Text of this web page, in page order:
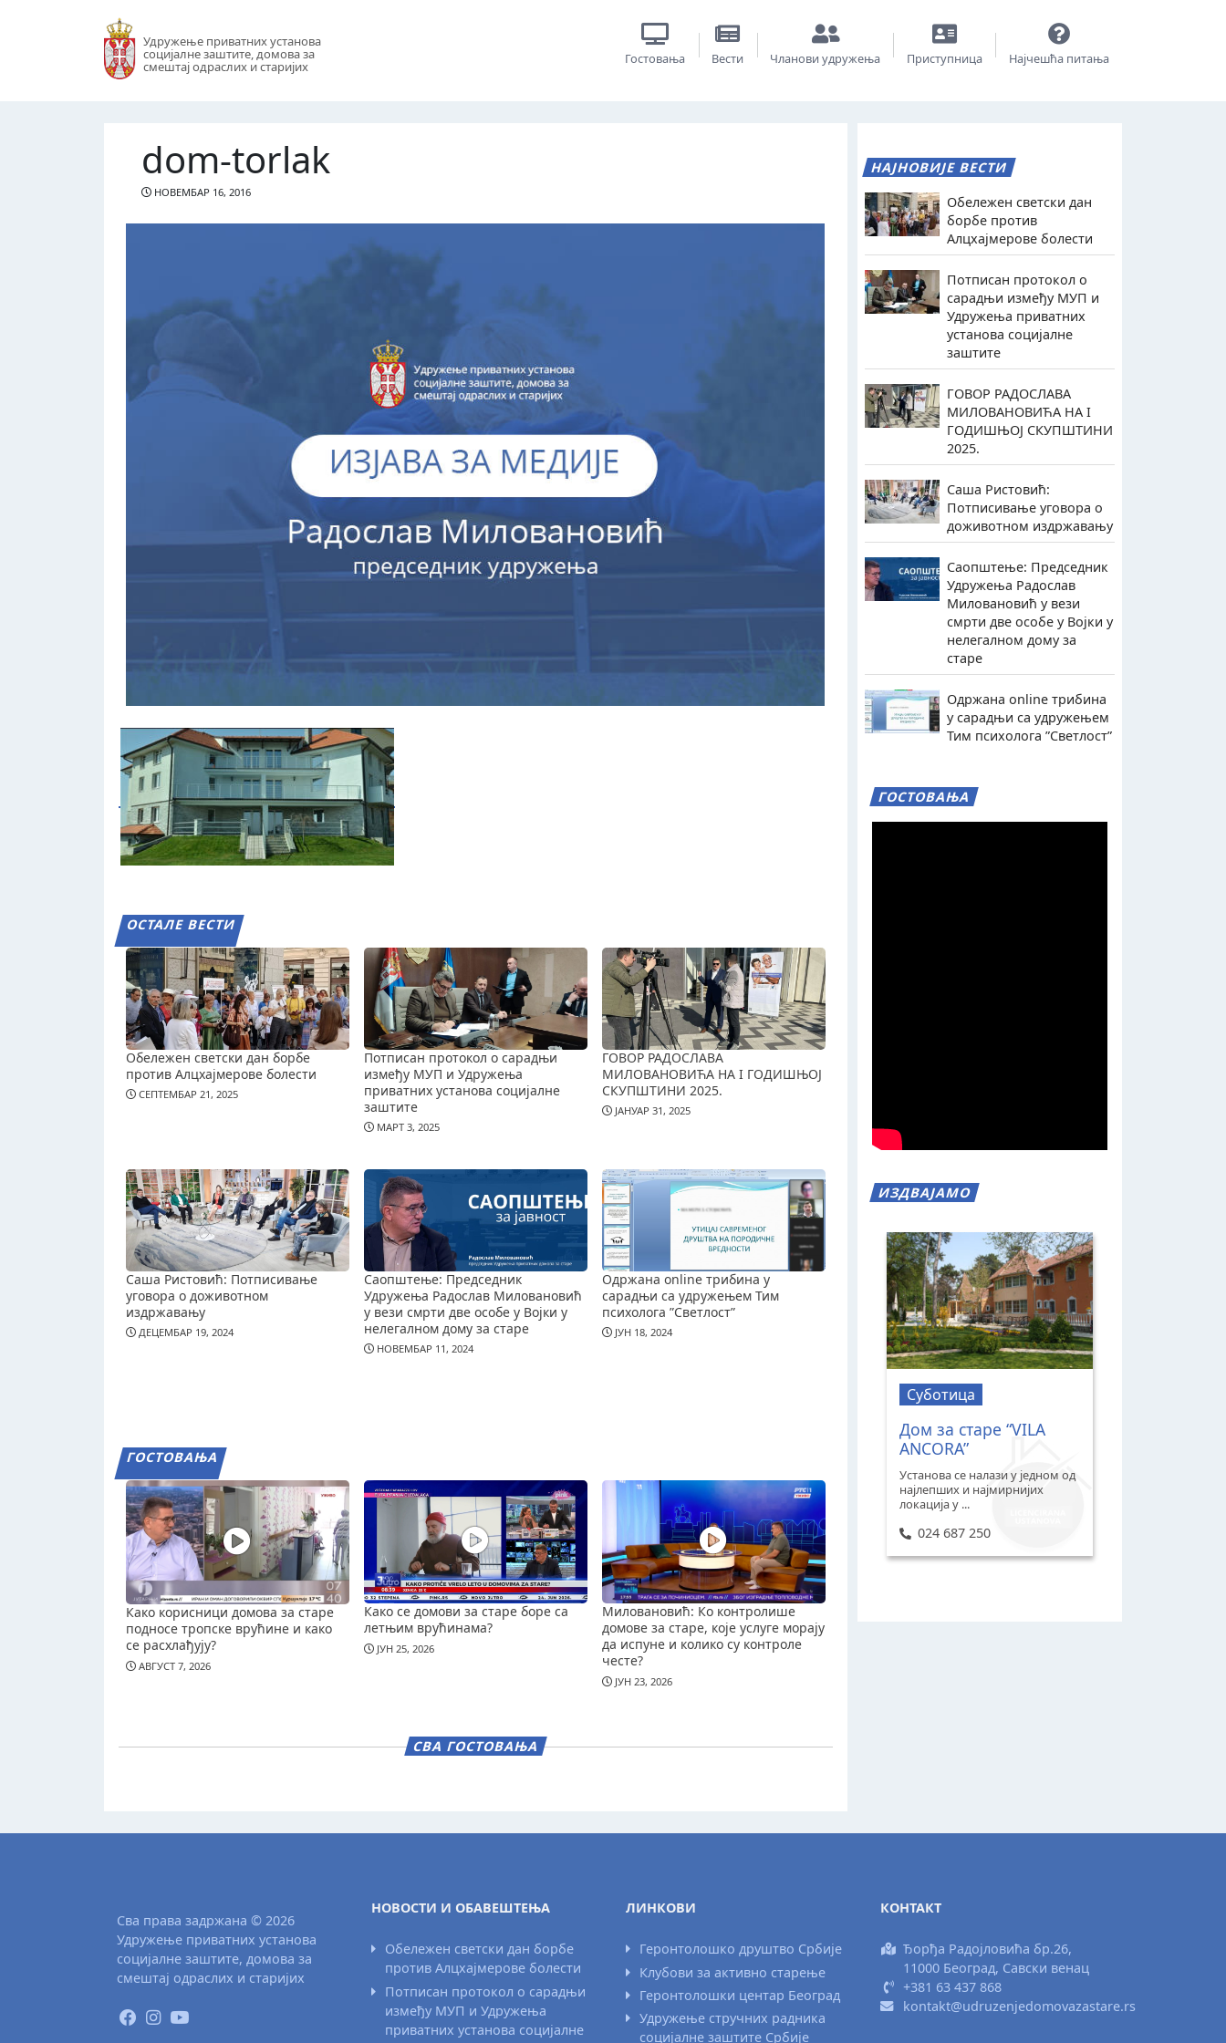
Удружење приватних установа
социјалне заштите, домова за
смештај одраслих и старијих
Гостовања Вести Чланови удружења Приступница Најчешћа питања
dom-torlak
НОВЕМБАР 16, 2016
ОСТАЛЕ ВЕСТИ
Обележен светски дан борбе
против Алцхајмерове болести
СЕПТЕМБАР 21, 2025
Потписан протокол о сарадњи
између МУП и Удружења
приватних установа социјалне
заштите
МАРТ 3, 2025
ГОВОР РАДОСЛАВА
МИЛОВАНОВИЋА НА I ГОДИШЊОЈ
СКУПШТИНИ 2025.
ЈАНУАР 31, 2025
Саша Ристовић: Потписивање
уговора о доживотном
издржавању
ДЕЦЕМБАР 19, 2024
Саопштење: Председник
Удружења Радослав Миловановић
у вези смрти две особе у Војки у
нелегалном дому за старе
НОВЕМБАР 11, 2024
Одржана online трибина у
сарадњи са удружењем Тим
психолога ”Светлост”
ЈУН 18, 2024
ГОСТОВАЊА
Како корисници домова за старе
подносе тропске врућине и како
се расхлађују?
АВГУСТ 7, 2026
Како се домови за старе боре са
летњим врућинама?
ЈУН 25, 2026
Миловановић: Ко контролише
домове за старе, које услуге морају
да испуне и колико су контроле
честе?
ЈУН 23, 2026
СВА ГОСТОВАЊА
НАЈНОВИЈЕ ВЕСТИ
Обележен светски дан
борбе против
Алцхајмерове болести
Потписан протокол о
сарадњи између МУП и
Удружења приватних
установа социјалне
заштите
ГОВОР РАДОСЛАВА
МИЛОВАНОВИЋА НА I
ГОДИШЊОЈ СКУПШТИНИ
2025.
Саша Ристовић:
Потписивање уговора о
доживотном издржавању
Саопштење: Председник
Удружења Радослав
Миловановић у вези
смрти две особе у Војки у
нелегалном дому за
старе
Одржана online трибина
у сарадњи са удружењем
Тим психолога ”Светлост”
ГОСТОВАЊА
ИЗДВАЈАМО
Суботица
Дом за старе “VILA
ANCORA”
Установа се налази у једном од
најлепших и најмирнијих
локација у ...
024 687 250
Сва права задржана © 2026
Удружење приватних установа
социјалне заштите, домова за
смештај одраслих и старијих
НОВОСТИ И ОБАВЕШТЕЊА
Обележен светски дан борбе
против Алцхајмерове болести
Потписан протокол о сарадњи
између МУП и Удружења
приватних установа социјалне
ЛИНКОВИ
Геронтолошко друштво Србије
Клубови за активно старење
Геронтолошки центар Београд
Удружење стручних радника
социјалне заштите Србије
КОНТАКТ
Ђорђа Радојловића бр.26,
11000 Београд, Савски венац
+381 63 437 868
kontakt@udruzenjedomovazastare.rs